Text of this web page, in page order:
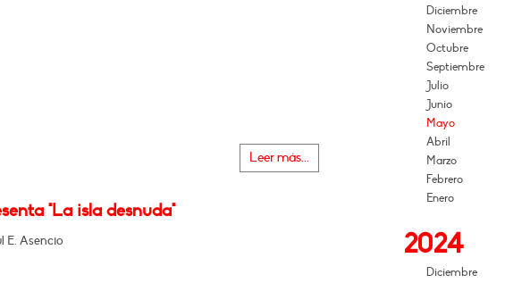
Leer más...
"La isla desnuda"
E. Asencio
Diciembre
Noviembre
Octubre
Septiembre
Julio
Junio
Mayo
Abril
Marzo
Febrero
Enero
2024
Diciembre